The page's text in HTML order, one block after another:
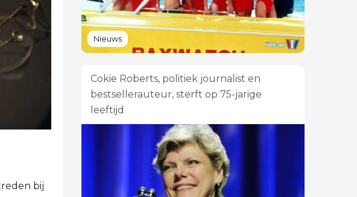
bij
Nieuws
Cokie Roberts, politiek journalist en
bestsellerauteur, sterft op 75-jarige
leeftijd